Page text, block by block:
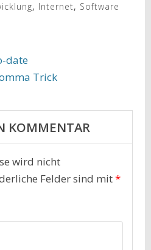
, Internet, Software
date
Trick
KOMMENTAR
wird nicht
Felder sind mit*